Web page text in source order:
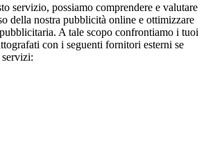
servizio, possiamo comprendere e valutare
della nostra pubblicità online e ottimizzare
A tale scopo confrontiamo i tuoi
con i seguenti fornitori esterni se